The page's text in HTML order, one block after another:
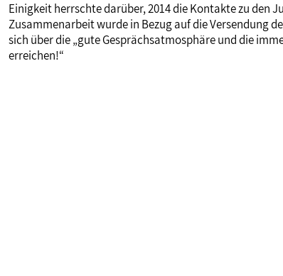
Einigkeit herrschte darüber, 2014 die Kontakte zu den
Zusammenarbeit wurde in Bezug auf die Versendung
sich über die „gute Gesprächsatmosphäre und die
erreichen!“